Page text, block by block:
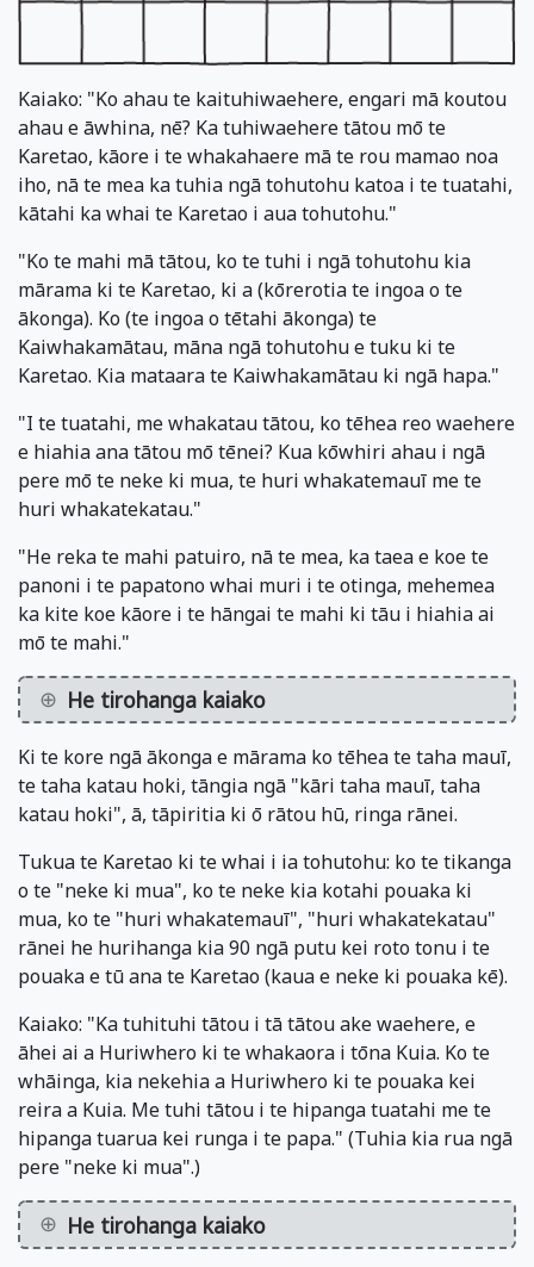
Kaiako: "Ko ahau te kaituhiwaehere, engari mā koutou
ahau e āwhina, nē? Ka tuhiwaehere tātou mō te
Karetao, kāore i te whakahaere mā te rou mamao noa
iho, nā te mea ka tuhia ngā tohutohu katoa i te tuatahi,
kātahi ka whai te Karetao i aua tohutohu."
"Ko te mahi mā tātou, ko te tuhi i ngā tohutohu kia
mārama ki te Karetao, ki a (kōrerotia te ingoa o te
ākonga). Ko (te ingoa o tētahi ākonga) te
Kaiwhakamātau, māna ngā tohutohu e tuku ki te
Karetao. Kia mataara te Kaiwhakamātau ki ngā hapa."
"I te tuatahi, me whakatau tātou, ko tēhea reo waehere
e hiahia ana tātou mō tēnei? Kua kōwhiri ahau i ngā
pere mō te neke ki mua, te huri whakatemauī me te
huri whakatekatau."
"He reka te mahi patuiro, nā te mea, ka taea e koe te
panoni i te papatono whai muri i te otinga, mehemea
ka kite koe kāore i te hāngai te mahi ki tāu i hiahia ai
mō te mahi."
He tirohanga kaiako
Ki te kore ngā ākonga e mārama ko tēhea te taha mauī,
te taha katau hoki, tāngia ngā "kāri taha mauī, taha
katau hoki", ā, tāpiritia ki ō rātou hū, ringa rānei.
Tukua te Karetao ki te whai i ia tohutohu: ko te tikanga
o te "neke ki mua", ko te neke kia kotahi pouaka ki
mua, ko te "huri whakatemauī", "huri whakatekatau"
rānei he hurihanga kia 90 ngā putu kei roto tonu i te
pouaka e tū ana te Karetao (kaua e neke ki pouaka kē).
Kaiako: "Ka tuhituhi tātou i tā tātou ake waehere, e
āhei ai a Huriwhero ki te whakaora i tōna Kuia. Ko te
whāinga, kia nekehia a Huriwhero ki te pouaka kei
reira a Kuia. Me tuhi tātou i te hipanga tuatahi me te
hipanga tuarua kei runga i te papa." (Tuhia kia rua ngā
pere "neke ki mua".)
He tirohanga kaiako